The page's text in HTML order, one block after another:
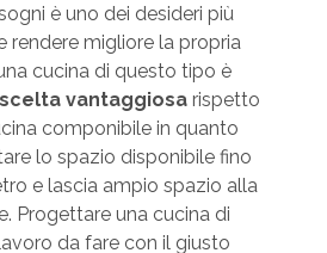
è uno dei desideri più
rendere migliore la propria
cucina di questo tipo è
scelta vantaggiosarispetto
componibile in quanto
lo spazio disponibile fino
e lascia ampio spazio alla
Progettare una cucina di
da fare con il giusto